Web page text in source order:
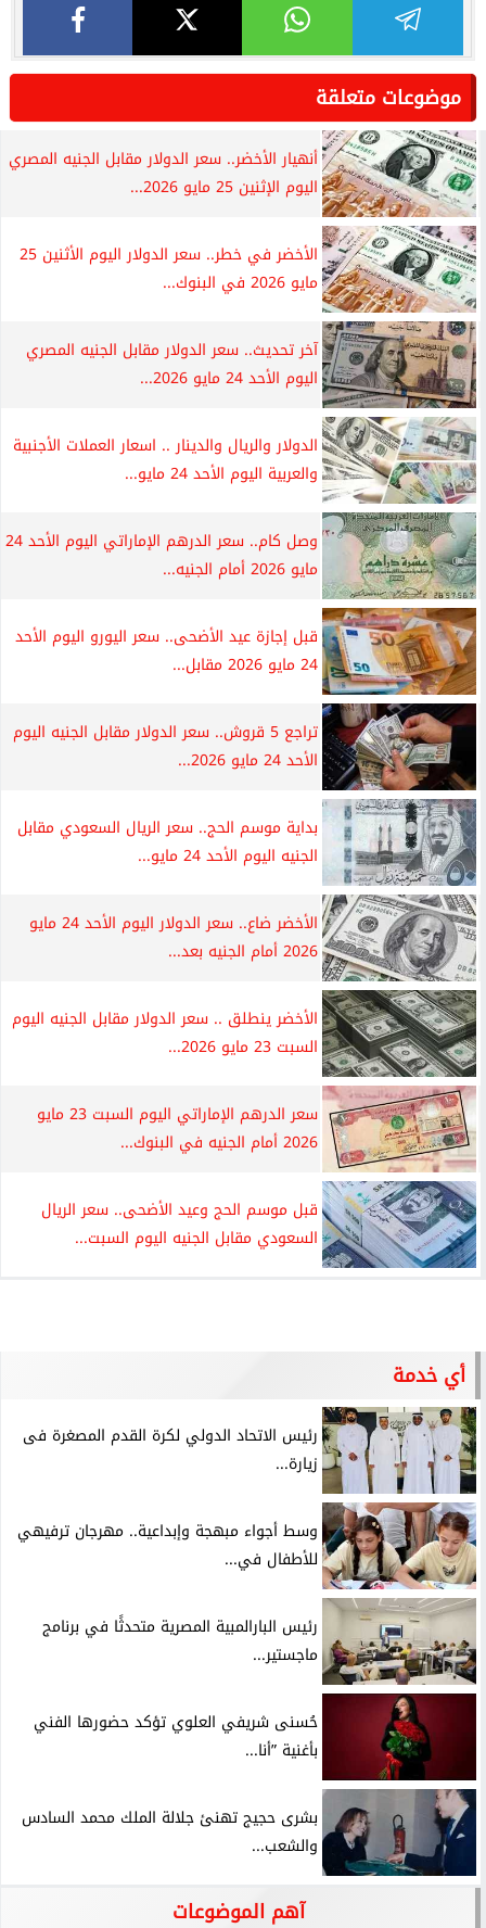
موضوعات متعلقة
أنهيار الأخضر.. سعر الدولار مقابل الجنيه المصري
اليوم الإثنين 25 مايو 2026...
الأخضر في خطر.. سعر الدولار اليوم الأثنين 25
مايو 2026 في البنوك...
آخر تحديث.. سعر الدولار مقابل الجنيه المصري
اليوم الأحد 24 مايو 2026...
الدولار والريال والدينار .. اسعار العملات الأجنبية
والعربية اليوم الأحد 24 مايو...
وصل كام.. سعر الدرهم الإماراتي اليوم الأحد 24
مايو 2026 أمام الجنيه...
قبل إجازة عيد الأضحى.. سعر اليورو اليوم الأحد
24 مايو 2026 مقابل...
تراجع 5 قروش.. سعر الدولار مقابل الجنيه اليوم
الأحد 24 مايو 2026...
بداية موسم الحج.. سعر الريال السعودي مقابل
الجنيه اليوم الأحد 24 مايو...
الأخضر ضاع.. سعر الدولار اليوم الأحد 24 مايو
2026 أمام الجنيه بعد...
الأخضر ينطلق .. سعر الدولار مقابل الجنيه اليوم
السبت 23 مايو 2026...
سعر الدرهم الإماراتي اليوم السبت 23 مايو
2026 أمام الجنيه في البنوك...
قبل موسم الحج وعيد الأضحى.. سعر الريال
السعودي مقابل الجنيه اليوم السبت...
أي خدمة
رئيس الاتحاد الدولي لكرة القدم المصغرة فى
زيارة...
وسط أجواء مبهجة وإبداعية.. مهرجان ترفيهي
للأطفال في...
رئيس البارالمبية المصرية متحدثًا في برنامج
ماجستير...
حُسنى شريفي العلوي تؤكد حضورها الفني
بأغنية ”أنا...
بشرى حجيج تهنئ جلالة الملك محمد السادس
والشعب...
آهم الموضوعات